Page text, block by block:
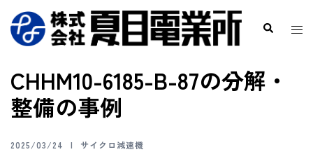
CHHM10-6185-B-87の分解・
整備の事例
2025/03/24 サイクロ減速機